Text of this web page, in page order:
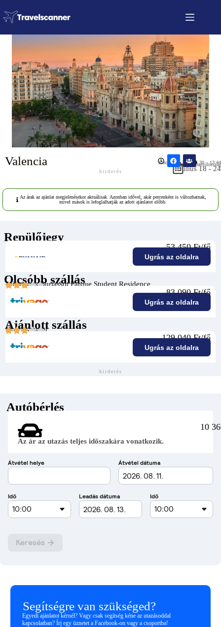
Július 18 - 24
Közzétéve: 2026.06.30 – 13:44
Spanyolország
Valencia
hirdetés
Az árak az ajánlat megjelenésekor aktuálisak. Azonban idővel, akár percenként is változhatnak,
mivel mások is lefoglalhatják az adott ajánlatot előbb.
Repülőjegy
53 450 Ft/fő
Ugrás az oldalra
Olcsóbb szállás
Micampus Burjassot Parque Student Residence
83 090 Ft/fő
Ugrás az oldalra
Ajánlott szállás
Hotel Kramer
129 040 Ft/fő
Ugrás az oldalra
hirdetés
Autóbérlés
10
Az ár az utazás teljes időszakára vonatkozik.
Segítségre van szükséged?
Egyedi ajánlatot kérnél? Vagy csak segítség kéne az utazásoddal
kapcsolatban? Írj egy üznetet a Facebook-on vagy a csoportba!